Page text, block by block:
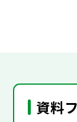
資料